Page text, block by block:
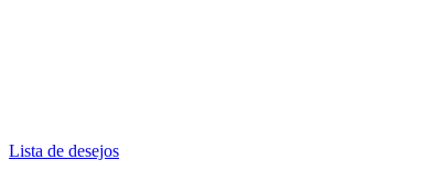
Lista de desejos